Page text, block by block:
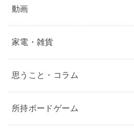
動画
家電・雑貨
思うこと・コラム
所持ボードゲーム